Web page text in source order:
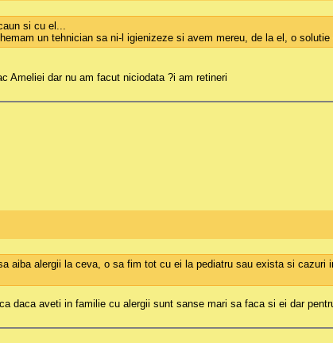
si cu el...
un tehnician sa ni-l igienizeze si avem mereu, de la el, o
Ameliei dar nu am facut niciodata ?i am retineri
aiba alergii la ceva, o sa fim tot cu ei la pediatru sau exista si
daca aveti in familie cu alergii sunt sanse mari sa faca si ei dar